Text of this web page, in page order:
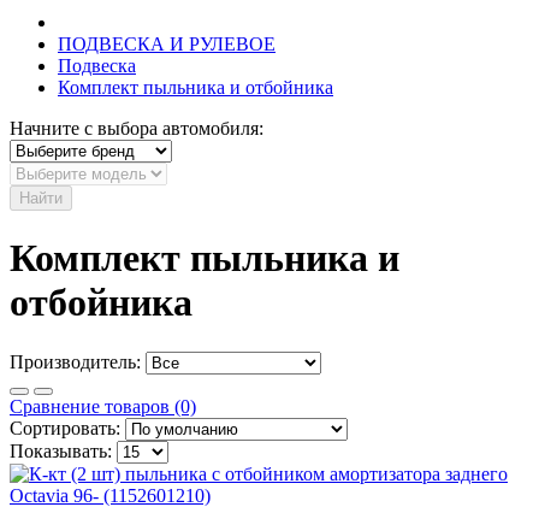
ПОДВЕСКА И РУЛЕВОЕ
Подвеска
Комплект пыльника и отбойника
Начните с выбора автомобиля:
Найти
Комплект пыльника и
отбойника
Производитель:
Сравнение товаров (0)
Сортировать:
Показывать: